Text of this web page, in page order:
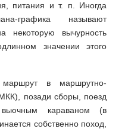
питания и т. п. Иногда
графика называют
некоторую вычурность
значении этого
в маршрутно-
позади сборы, поезд
караваном (в
собственно поход,